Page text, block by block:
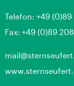
Telefon: +49
Fax: +49 (0)89